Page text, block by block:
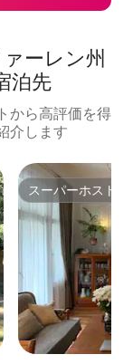
ーレン州
泊先
から高評価を得
介します
スーパーホスト
スーパーホスト